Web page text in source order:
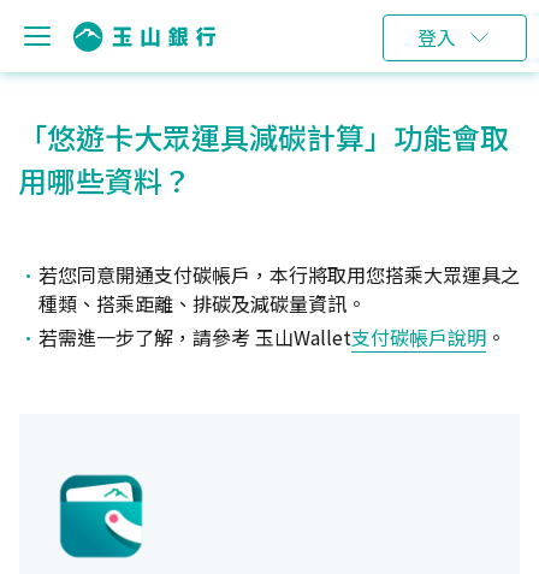
登入
「悠遊卡大眾運具減碳計算」功能會取
用哪些資料？
若您同意開通支付碳帳戶，本行將取用您搭乘大眾運具之
種類、搭乘距離、排碳及減碳量資訊。
若需進一步了解，請參考 玉山Wallet支付碳帳戶說明 。